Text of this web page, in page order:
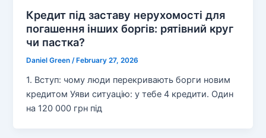
Кредит під заставу нерухомості для
погашення інших боргів: рятівний круг
чи пастка?
Daniel Green/ February 27, 2026
1. Вступ: чому люди перекривають борги новим
кредитом Уяви ситуацію: у тебе 4 кредити. Один
на 120 000 грн під